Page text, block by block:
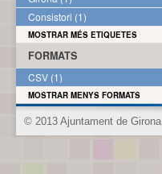
Consistori (1)
MOSTRAR MÉS ETIQUETES
FORMATS
CSV (1)
MOSTRAR MENYS FORMATS
© 2013 Ajuntament de Girona